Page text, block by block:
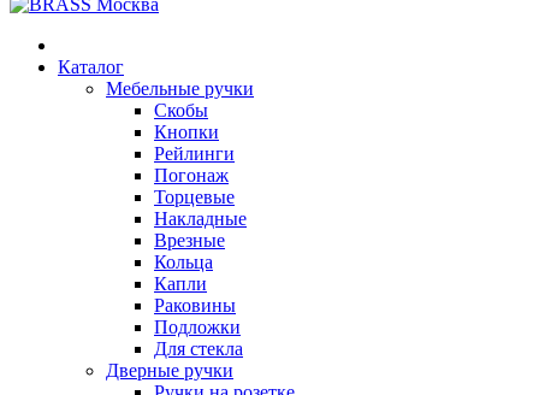
Каталог
Мебельные ручки
Скобы
Кнопки
Рейлинги
Погонаж
Торцевые
Накладные
Врезные
Кольца
Капли
Раковины
Подложки
Для стекла
Дверные ручки